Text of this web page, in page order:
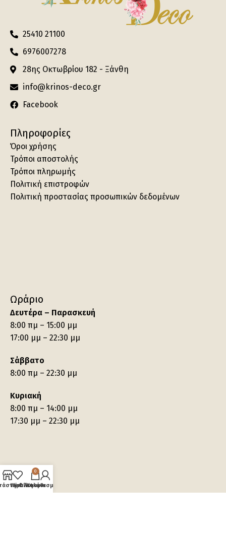
25410 21100
6976007278
28ης Οκτωβρίου 182 - Ξάνθη
info@krinos-deco.gr
Facebook
Πληροφορίες
Όροι χρήσης
Τρόποι αποστολής
Τρόποι πληρωμής
Πολιτική επιστροφών
Πολιτική προστασίας προσωπικών δεδομένων
Ωράριο
Δευτέρα – Παρασκευή
8:00 πμ – 15:00 μμ
17:00 μμ – 22:30 μμ
Σάββατο
8:00 πμ – 22:30 μμ
Κυριακή
8:00 πμ – 14:00 μμ
17:30 μμ – 22:30 μμ
Wishlist
0
Καλάθι
Ο λογαριασμός μου